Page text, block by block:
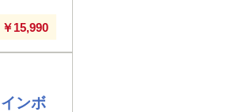
￥15,990
ンボ